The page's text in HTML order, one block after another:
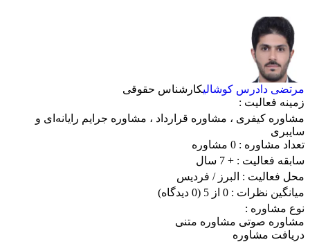
مرتضی دادرس کوشالیکارشناس حقوقی
زمینه فعالیت :
مشاوره کیفری ، مشاوره قرارداد ، مشاوره جرایم رایانه‌ای و
سایبری
تعداد مشاوره : 0 مشاوره
سابقه فعالیت : + 7 سال
محل فعالیت : البرز/ فردیس
میانگین نظرات : 0 از 5
(0 دیدگاه)
نوع مشاوره :
مشاوره صوتی مشاوره متنی
دریافت مشاوره